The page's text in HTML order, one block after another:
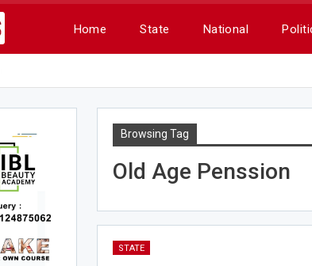
Home State National
Browsing Tag
Old Age Penssion
STATE